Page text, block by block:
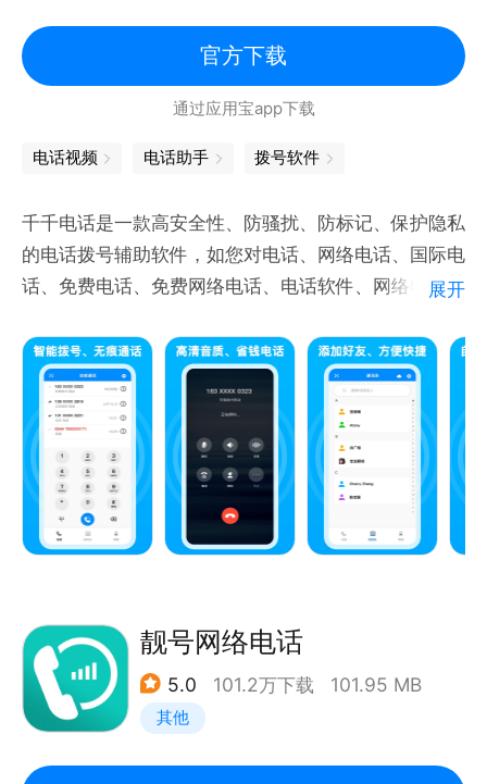
日常通话记录管理： 用户可以使用该应用来浏览、分
类和管理他们的通话记录。他们可以轻松查看已接、已
拨和未接通话，并快速删除不需要的记录。
官方下载
通过应用宝app下载
电话视频 电话助手 拨号软件
千千电话是一款高安全性、防骚扰、防标记、保护隐私
的电话拨号辅助软件，如您对电话、网络电话、国际电
话、免费电话、免费网络电话、电话软件、网络电话软
求，欢迎下载体验！
= = 用千千网络电话，放心打电话！= =
【辅助电话】 辅助打电话，无需对方安装网络电话或
联网。
【高清通话】 采用先进的网络电话语音技术，保证高
费电话~
【千千电话优势】
➊—网络辅助打电话
展开
靓号网络电话
5.0 101.2万下载 101.95 MB
其他